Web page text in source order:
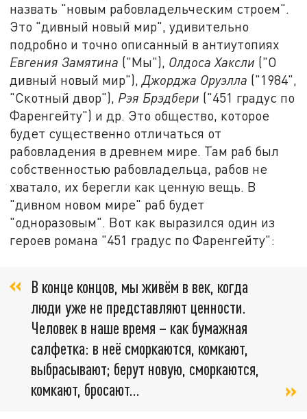
назвать "новым рабовладельческим строем".
Это "дивный новый мир", удивительно
подробно и точно описанный в антиутопиях
Евгения Замятина ("Мы"), Олдоса Хаксли ("О
дивный новый мир"),Джорджа Оруэлла ("1984",
"Скотный двор"), Рэя Брэдбери ("451 градус по
Фаренгейту") и др. Это общество, которое
будет существенно отличаться от
рабовладения в древнем мире. Там раб был
собственностью рабовладельца, рабов не
хватало, их берегли как ценную вещь. В
"дивном новом мире" раб будет
"одноразовым". Вот как выразился один из
героев романа "451 градус по Фаренгейту":
В конце концов, мы живём в век, когда
люди уже не представляют ценности.
Человек в наше время – как бумажная
салфетка: в неё сморкаются, комкают,
выбрасывают; берут новую, сморкаются,
комкают, бросают…